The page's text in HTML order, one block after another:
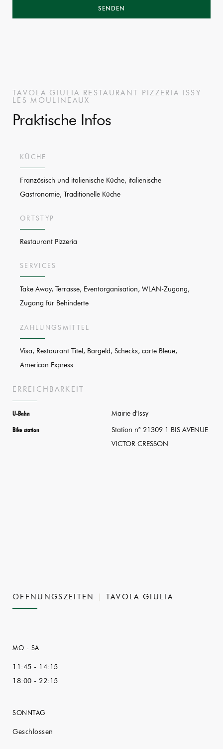
TAVOLA GIULIA RESTAURANT PIZZERIA ISSY
LES MOULINEAUX
Praktische Infos
KÜCHE
Französisch und italienische Küche, italienische
Gastronomie, Traditionelle Küche
ORTSTYP
Restaurant Pizzeria
SERVICES
Take Away, Terrasse, Eventorganisation, WLAN-Zugang,
Zugang für Behinderte
ZAHLUNGSMITTEL
Visa, Restaurant Titel, Bargeld, Schecks, carte Bleue,
American Express
ERREICHBARKEIT
U-Bahn Mairie d'Issy
Bike station
Station n° 21309 1 BIS AVENUE
VICTOR CRESSON
ÖFFNUNGSZEITEN TAVOLA GIULIA
MO - SA
11:45 - 14:15
18:00 - 22:15
SONNTAG
Geschlossen